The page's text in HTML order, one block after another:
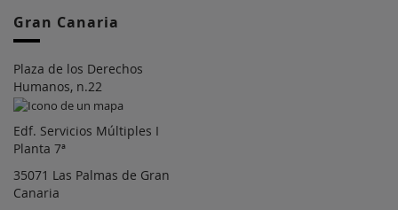
Gran Canaria
Plaza de los Derechos
Humanos, n.22
Edf. Servicios Múltiples I
Planta 7ª
35071 Las Palmas de Gran
Canaria